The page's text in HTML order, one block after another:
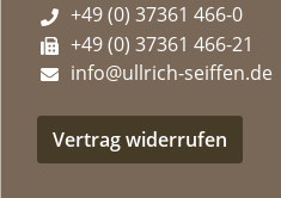
+49 (0) 37361 466-0
+49 (0) 37361 466-21
info@ullrich-seiffen.de
Vertrag widerrufen